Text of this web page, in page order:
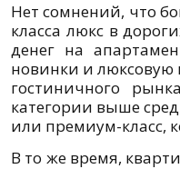
Нет сомнений, что
класса люкс в
денег на
новинки и люксовую
гостиничного
категории выше
или премиум-класс,
В то же время,